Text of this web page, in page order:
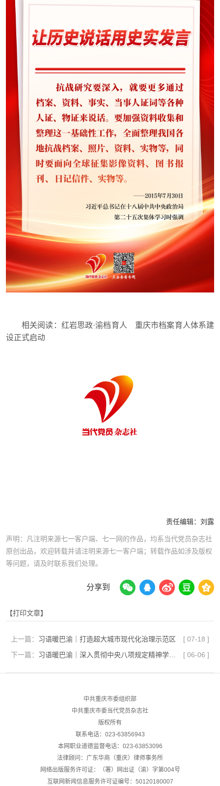
相关阅读： 红岩思政·渝档育人 重庆市档案育人体系建
设正式启动
责任编辑： 刘露
声明：凡注明来源七一客户端、七一网的作品，均系当代党员杂志社
原创出品，欢迎转载并请注明来源七一客户端；转载作品如涉及版权
等问题，请及时联系我们处理。
分享到
【打印文章】
上一篇： 习语暖巴渝｜打造超大城市现代化治理示范区 [ 07-18 ]
下一篇：
[ 06-06 ]
中共重庆市委组织部
中共重庆市委当代党员杂志社
版权所有
联系电话：023-63856943
本网职业道德监督电话：023-63853096
法律顾问：广东华商（重庆）律师事务所
网络出版服务许可证：（署）网出证（渝）字第004号
互联网新闻信息服务许可证编号：50120180007